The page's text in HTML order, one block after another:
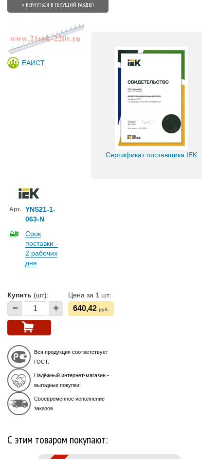
« ВЕРНУТЬСЯ В ТЕКУЩИЙ РАЗДЕЛ
ЕАИСТ
Сертификат поставщика IEK
Арт.
YNS21-1-
063-N
Срок
поставки -
2 рабочих
дня
Купить (шт): Цена за 1 шт:
640,42 руб.
Вся продукция соответствует
ГОСТ.
Надёжный интернет-магазин -
выгодные покупки!
Своевременное исполнение
заказов.
С этим товаром покупают: